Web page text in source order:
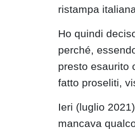
ristampa
Ho quindi
perché,
presto esaurito
fatto proseliti,
Ieri (luglio
mancava